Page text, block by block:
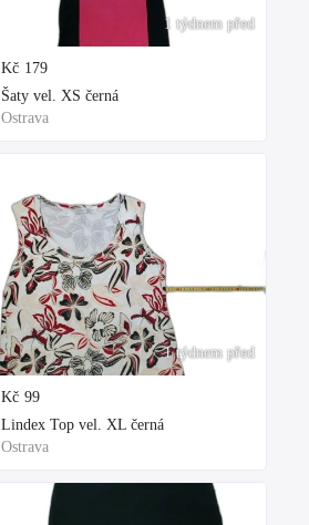
1 týdnem před
Kč 179
Šaty vel. XS černá
Ostrava
1 týdnem před
Kč 99
Lindex Top vel. XL černá
Ostrava